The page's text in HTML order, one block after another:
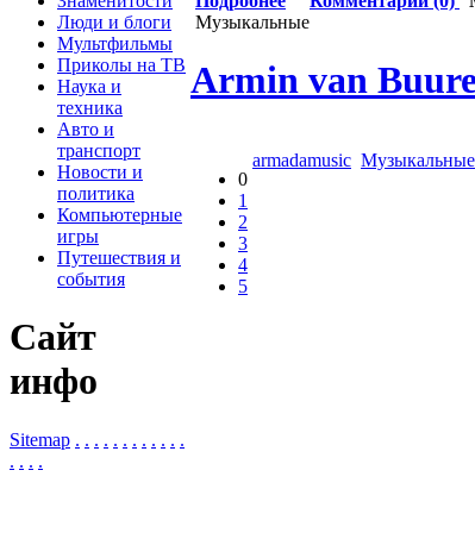
Люди и блоги
Мультфильмы
Приколы на ТВ
Наука и
техника
Авто и
транспорт
Новости и
политика
Компьютерные
игры
Путешествия и
события
Сайт
инфо
Sitemap . . . . . . . . . . . .
. . . .
Музыкальные
Armin van
0
1
2
3
4
5
armadamusic Музыкальные